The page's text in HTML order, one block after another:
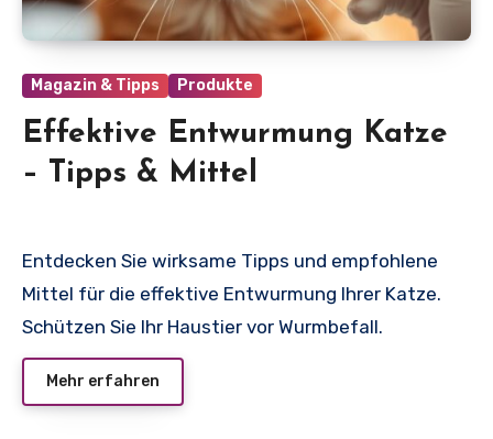
Magazin & Tipps Produkte
Effektive Entwurmung Katze
– Tipps & Mittel
Entdecken Sie wirksame Tipps und empfohlene
Mittel für die effektive Entwurmung Ihrer Katze.
Schützen Sie Ihr Haustier vor Wurmbefall.
Mehr erfahren